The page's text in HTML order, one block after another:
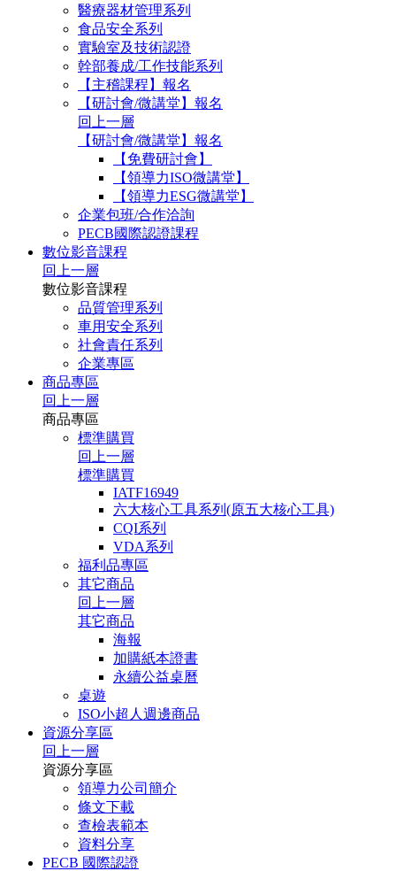
醫療器材管理系列
食品安全系列
實驗室及技術認證
幹部養成/工作技能系列
【主稽課程】報名
【研討會/微講堂】報名
回上一層
【研討會/微講堂】報名
【免費研討會】
【領導力ISO微講堂】
【領導力ESG微講堂】
企業包班/合作洽詢
PECB國際認證課程
數位影音課程
回上一層
數位影音課程
品質管理系列
車用安全系列
社會責任系列
企業專區
商品專區
回上一層
商品專區
標準購買
回上一層
標準購買
IATF16949
六大核心工具系列(原五大核心工具)
CQI系列
VDA系列
福利品專區
其它商品
回上一層
其它商品
海報
加購紙本證書
永續公益桌曆
桌遊
ISO小超人週邊商品
資源分享區
回上一層
資源分享區
領導力公司簡介
條文下載
查檢表範本
資料分享
PECB 國際認證